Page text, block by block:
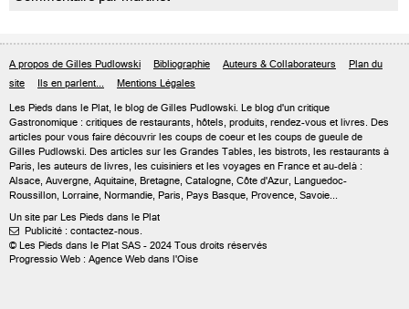
A propos de Gilles Pudlowski Bibliographie Auteurs & Collaborateurs
Plan du
site
Ils en parlent... Mentions Légales
Les Pieds dans le Plat, le blog de Gilles Pudlowski. Le blog d'un critique
Gastronomique : critiques de restaurants, hôtels, produits, rendez-vous et livres. Des
articles pour vous faire découvrir les coups de coeur et les coups de gueule de
Gilles Pudlowski. Des articles sur les Grandes Tables, les bistrots, les restaurants à
Paris, les auteurs de livres, les cuisiniers et les voyages en France et au-delà :
Alsace, Auvergne, Aquitaine, Bretagne, Catalogne, Côte d'Azur, Languedoc-
Roussillon, Lorraine, Normandie, Paris, Pays Basque, Provence, Savoie...
Un site par Les Pieds dans le Plat
 Publicité : contactez-nous.
© Les Pieds dans le Plat SAS - 2024 Tous droits réservés
Progressio Web : Agence Web dans l'Oise